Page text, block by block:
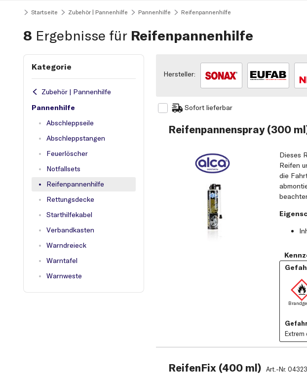
Startseite Zubehör | Pannenhilfe Pannenhilfe Reifenpannenhilfe
8 Ergebnisse für Reifenpannenhilfe
Kategorie
Zubehör | Pannenhilfe
Pannenhilfe
Abschleppseile
Abschleppstangen
Feuerlöscher
Notfallsets
Reifenpannenhilfe
Rettungsdecke
Starthilfekabel
Verbandkasten
Warndreieck
Warntafel
Warnweste
Hersteller:
Sofort lieferbar
Reifenpannenspray (300
Dieses
Reifen
die
Extrem
ReifenFix (400 ml) Art.-Nr.